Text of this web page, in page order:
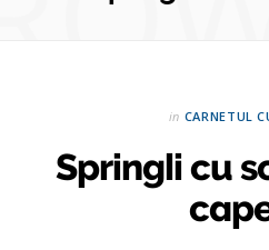
in CARNETUL
Springli cu